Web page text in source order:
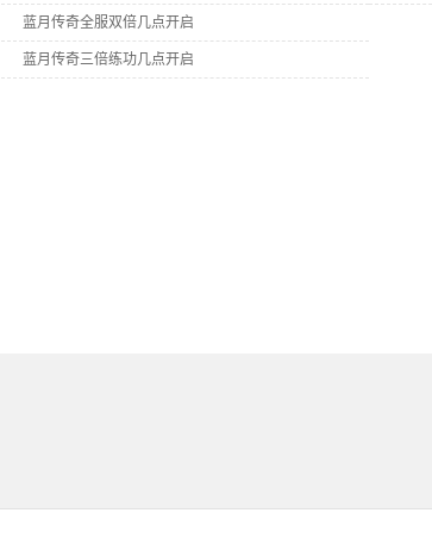
蓝月传奇全服双倍几点开启
蓝月传奇三倍练功几点开启